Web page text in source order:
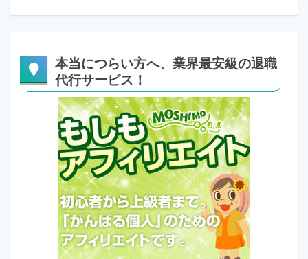
本当につらい方へ、業界最安級の退職
代行サービス！